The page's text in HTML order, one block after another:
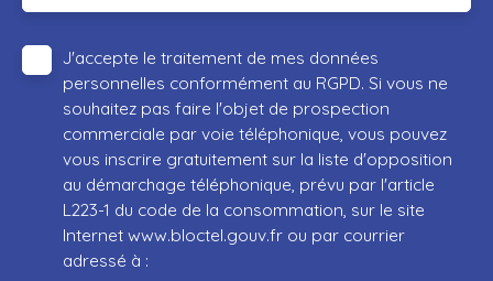
J'accepte le traitement de mes données
personnelles conformément au RGPD. Si vous ne
souhaitez pas faire l'objet de prospection
commerciale par voie téléphonique, vous pouvez
vous inscrire gratuitement sur la liste d'opposition
au démarchage téléphonique, prévu par l'article
L223-1 du code de la consommation, sur le site
Internet www.bloctel.gouv.fr ou par courrier
adressé à :